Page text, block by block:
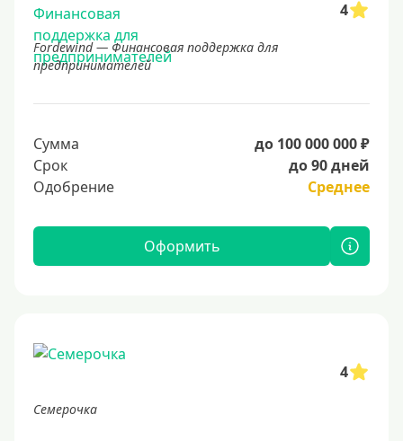
4
Fordewind — Финансовая поддержка для
предпринимателей
Сумма
до 100 000 000 ₽
Срок
до 90 дней
Одобрение
Среднее
Оформить
4
Семерочка